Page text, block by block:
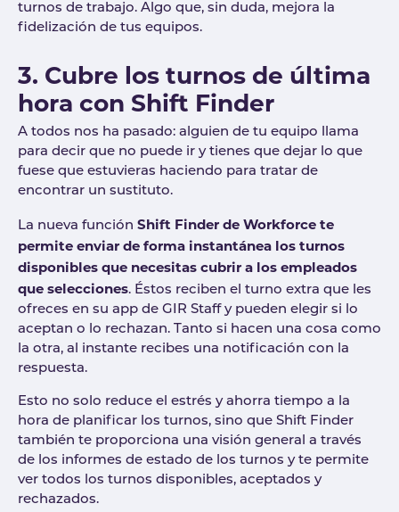
turnos de trabajo. Algo que, sin duda, mejora la
fidelización de tus equipos.
3. Cubre los turnos de última
hora con Shift Finder
A todos nos ha pasado: alguien de tu equipo llama
para decir que no puede ir y tienes que dejar lo que
fuese que estuvieras haciendo para tratar de
encontrar un sustituto.
La nueva función Shift Finder de Workforce te
permite enviar de forma instantánea los turnos
disponibles que necesitas cubrir a los empleados
que selecciones. Éstos reciben el turno extra que les
ofreces en su app de GIR Staff y pueden elegir si lo
aceptan o lo rechazan. Tanto si hacen una cosa como
la otra, al instante recibes una notificación con la
respuesta.
Esto no solo reduce el estrés y ahorra tiempo a la
hora de planificar los turnos, sino que Shift Finder
también te proporciona una visión general a través
de los informes de estado de los turnos y te permite
ver todos los turnos disponibles, aceptados y
rechazados.